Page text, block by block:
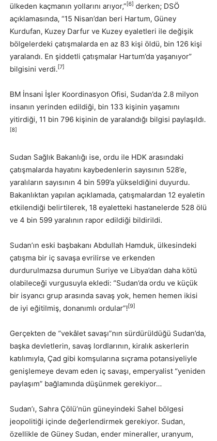
ülkeden kaçmanın yollarını arıyor,” [6] derken; DSÖ
açıklamasında, “15 Nisan’dan beri Hartum, Güney
Kurdufan, Kuzey Darfur ve Kuzey eyaletleri ile değişik
bölgelerdeki çatışmalarda en az 83 kişi öldü, bin 126 kişi
yaralandı. En şiddetli çatışmalar Hartum’da yaşanıyor”
bilgisini verdi. [7]
BM İnsani İşler Koordinasyon Ofisi, Sudan’da 2.8 milyon
insanın yerinden edildiği, bin 133 kişinin yaşamını
yitirdiği, 11 bin 796 kişinin de yaralandığı bilgisi paylaşıldı.
[8]
Sudan Sağlık Bakanlığı ise, ordu ile HDK arasındaki
çatışmalarda hayatını kaybedenlerin sayısının 528’e,
yaralıların sayısının 4 bin 599’a yükseldiğini duyurdu.
Bakanlıktan yapılan açıklamada, çatışmalardan 12 eyaletin
etkilendiği belirtilerek, 18 eyaletteki hastanelerde 528 ölü
ve 4 bin 599 yaralının rapor edildiği bildirildi.
Sudan’ın eski başbakanı Abdullah Hamduk, ülkesindeki
çatışma bir iç savaşa evrilirse ve erkenden
durdurulmazsa durumun Suriye ve Libya’dan daha kötü
olabileceği vurgusuyla ekledi: “Sudan’da ordu ve küçük
bir isyancı grup arasında savaş yok, hemen hemen ikisi
de iyi eğitilmiş, donanımlı ordular”! [9]
Gerçekten de “vekâlet savaşı”nın sürdürüldüğü Sudan’da,
başka devletlerin, savaş lordlarının, kiralık askerlerin
katılımıyla, Çad gibi komşularına sıçrama potansiyeliyle
genişlemeye devam eden iç savaşı, emperyalist “yeniden
paylaşım” bağlamında düşünmek gerekiyor…
Sudan’ı, Sahra Çölü’nün güneyindeki Sahel bölgesi
jeopolitiği içinde değerlendirmek gerekiyor. Sudan,
özellikle de Güney Sudan, ender mineraller, uranyum,